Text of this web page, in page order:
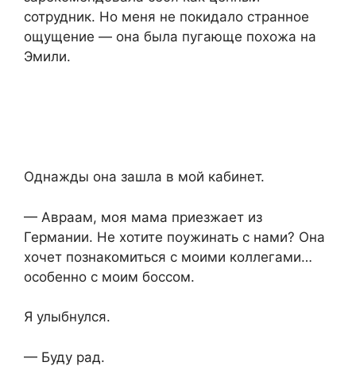
сотрудник. Но меня не покидало странное
ощущение — она была пугающе похожа на
Эмили.
Однажды она зашла в мой кабинет.
— Авраам, моя мама приезжает из
Германии. Не хотите поужинать с нами? Она
хочет познакомиться с моими коллегами…
особенно с моим боссом.
Я улыбнулся.
— Буду рад.